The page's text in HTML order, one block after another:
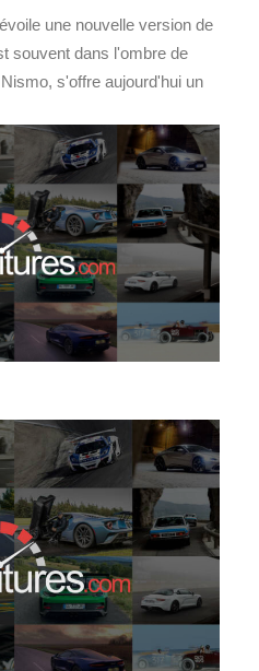
une nouvelle version de
souvent dans l'ombre de
s'offre aujourd'hui un